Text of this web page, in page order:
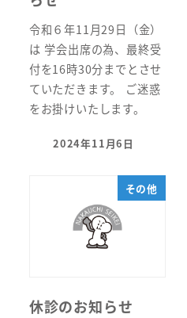
令和６年11月29日（金）
は 学会出席の為、最終受
付を16時30分までとさせ
ていただきます。 ご迷惑
をお掛けいたします。
投稿日
2024年11月6日
その他
休診のお知らせ